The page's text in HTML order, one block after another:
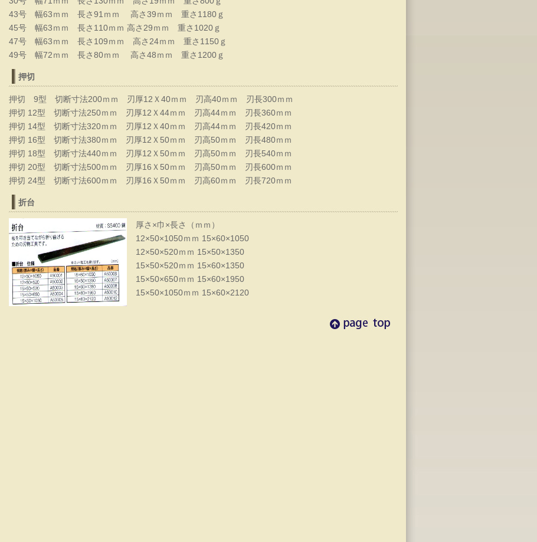
金切鋏・金印
43号 幅63ｍｍ 長さ91ｍｍ 高さ39ｍｍ 重さ1180ｇ
45号 幅63ｍｍ 長さ110ｍｍ 高さ29ｍｍ 重さ1020ｇ
47号 幅63ｍｍ 長さ109ｍｍ 高さ24ｍｍ 重さ1150ｇ
49号 幅72ｍｍ 長さ80ｍｍ 高さ48ｍｍ 重さ1200ｇ
押切
押切 9型 切断寸法200ｍｍ 刃厚12Ｘ40ｍｍ 刃高40ｍｍ 刃長300ｍｍ
押切 12型 切断寸法250ｍｍ 刃厚12Ｘ44ｍｍ 刃高44ｍｍ 刃長360ｍｍ
押切 14型 切断寸法320ｍｍ 刃厚12Ｘ40ｍｍ 刃高44ｍｍ 刃長420ｍｍ
押切 16型 切断寸法380ｍｍ 刃厚12Ｘ50ｍｍ 刃高50ｍｍ 刃長480ｍｍ
押切 18型 切断寸法440ｍｍ 刃厚12Ｘ50ｍｍ 刃高50ｍｍ 刃長540ｍｍ
押切 20型 切断寸法500ｍｍ 刃厚16Ｘ50ｍｍ 刃高50ｍｍ 刃長600ｍｍ
押切 24型 切断寸法600ｍｍ 刃厚16Ｘ50ｍｍ 刃高60ｍｍ 刃長720ｍｍ
折台
厚さ×巾×長さ（ｍｍ）
12×50×1050ｍｍ 15×60×1050
12×50×520ｍｍ 15×50×1350
15×50×520ｍｍ 15×60×1350
15×50×650ｍｍ 15×60×1950
15×50×1050ｍｍ 15×60×2120